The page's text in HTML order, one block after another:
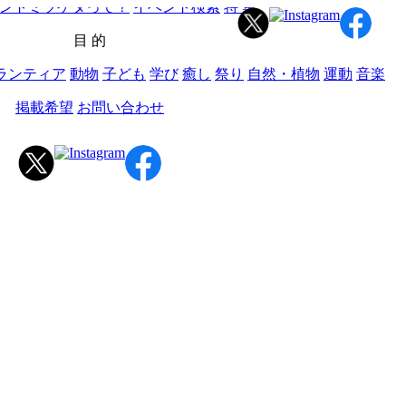
トミツケタって？ イベント検索 特 集
目 的
ンティア 動物 子ども 学び 癒し 祭り 自然・植物 運動 音楽
掲載希望 お問い合わせ